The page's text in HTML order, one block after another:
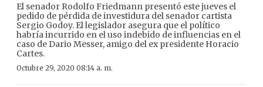
El senador Rodolfo Friedmann presentó este jueves el
pedido de pérdida de investidura del senador cartista
Sergio Godoy. El legislador asegura que el político
habría incurrido en el uso indebido de influencias en el
caso de Dario Messer, amigo del ex presidente Horacio
Cartes.
Octubre 29, 2020 08:14 a. m.